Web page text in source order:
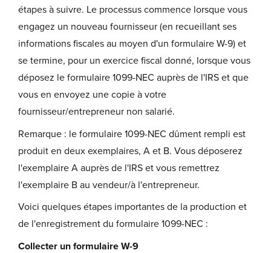
étapes à suivre. Le processus commence lorsque vous
engagez un nouveau fournisseur (en recueillant ses
informations fiscales au moyen d'un formulaire W-9) et
se termine, pour un exercice fiscal donné, lorsque vous
déposez le formulaire 1099-NEC auprès de l'IRS et que
vous en envoyez une copie à votre
fournisseur/entrepreneur non salarié.
Remarque : le formulaire 1099-NEC dûment rempli est
produit en deux exemplaires, A et B. Vous déposerez
l'exemplaire A auprès de l'IRS et vous remettrez
l'exemplaire B au vendeur/à l'entrepreneur.
Voici quelques étapes importantes de la production et
de l'enregistrement du formulaire 1099-NEC :
Collecter un formulaire W-9